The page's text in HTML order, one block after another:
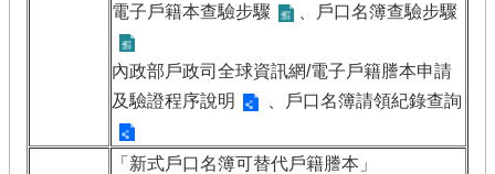
電子戶籍本查驗步驟
戶口名簿查驗步驟
內政部戶政司全球資訊網/電子戶籍謄本申請
及驗證程序說明
戶口名簿請領紀錄查詢
「新式戶口名簿可替代戶籍謄本」